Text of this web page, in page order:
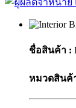
ชื่อสินค้า :
หมวดสินค้